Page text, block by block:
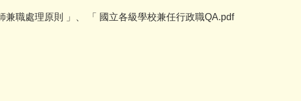
兼職處理原則 」、 「 國立各級學校兼任行政職QA.pdf